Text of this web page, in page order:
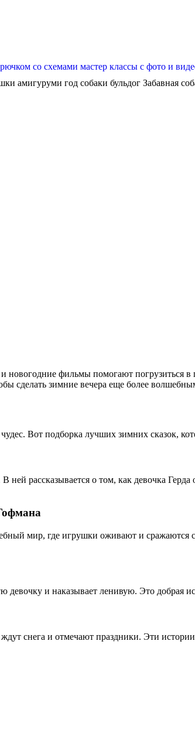
со схемами мастер классы с фото и
амигуруми год собаки бульдог Забавная
фильмы помогают погрузиться
сделать зимние вечера еще более
Вот подборка лучших зимних сказок,
рассказывается о том, как девочка
мир, где игрушки оживают и
девочку и наказывает ленивую. Это
снега и отмечают праздники. Эти